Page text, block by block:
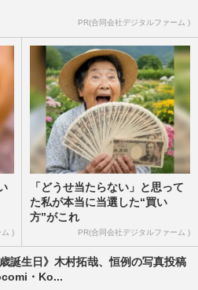
PR(合同会社デジタルファーム )
ム )
「どうせ当たらない」と思って
た私が本当に当選した“買い
方”がこれ
PR(合同会社デジタルファーム )
誕生日》木村拓哉、恒例の写真投稿
・Ko...